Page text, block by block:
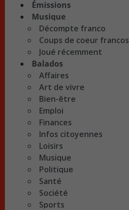
Émissions
Musique
Décompte franco
Coups de coeur francos
Joué récemment
Balados
Affaires
Art de vivre
Bien-être
Emploi
Finances
Infos citoyennes
Loisirs
Musique
Politique
Santé
Société
Sports